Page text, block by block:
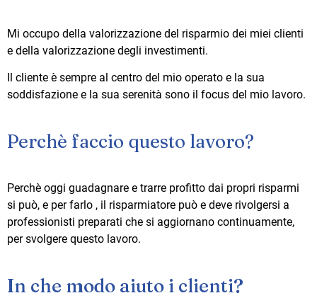
Mi occupo della valorizzazione del risparmio dei miei clienti
e della valorizzazione degli investimenti.
Il cliente è sempre al centro del mio operato e la sua
soddisfazione e la sua serenità sono il focus del mio lavoro.
Perchè faccio questo lavoro?
Perchè oggi guadagnare e trarre profitto dai propri risparmi
si può, e per farlo , il risparmiatore può e deve rivolgersi a
professionisti preparati che si aggiornano continuamente,
per svolgere questo lavoro.
In che modo aiuto i clienti?